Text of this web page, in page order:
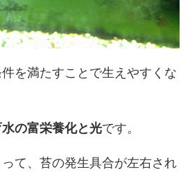
を満たすことで生えやすくな
の富栄養化と光です。
て、苔の発生具合が左右され